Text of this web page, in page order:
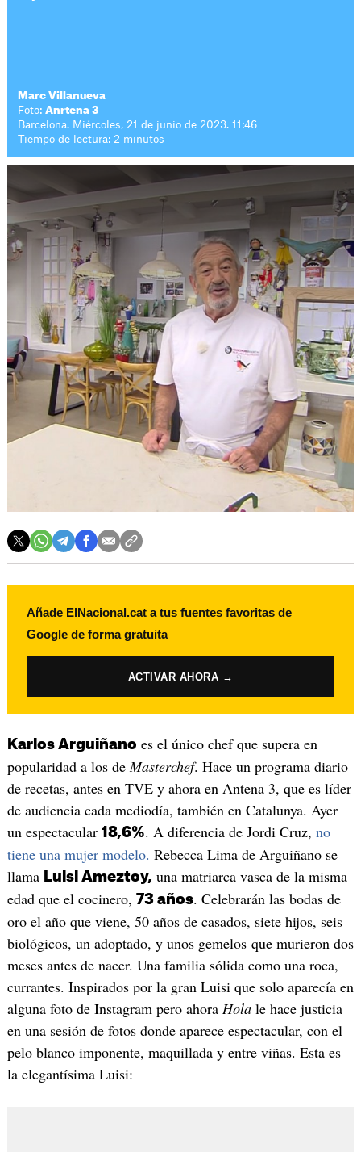
Marc Villanueva
Foto:Anrtena 3
Barcelona. Miércoles, 21 de junio de 2023. 11:46
Tiempo de lectura: 2 minutos
Añade ElNacional.cat a tus fuentes favoritas de
Google de forma gratuita
ACTIVAR AHORA →
Karlos Arguiñano es el único chef que supera en
popularidad a los deMasterchef. Hace un programa diario
de recetas, antes en TVE y ahora en Antena 3, que es líder
de audiencia cada mediodía, también en Catalunya. Ayer
un espectacular 18,6%. A diferencia de Jordi Cruz, no
tiene una mujer modelo. Rebecca Lima de Arguiñano se
llama Luisi Ameztoy, una matriarca vasca de la misma
edad que el cocinero, 73 años. Celebrarán las bodas de
oro el año que viene, 50 años de casados, siete hijos, seis
biológicos, un adoptado, y unos gemelos que murieron dos
meses antes de nacer. Una familia sólida como una roca,
currantes. Inspirados por la gran Luisi que solo aparecía en
alguna foto de Instagram pero ahora Holale hace justicia
en una sesión de fotos donde aparece espectacular, con el
pelo blanco imponente, maquillada y entre viñas. Esta es
la elegantísima Luisi: